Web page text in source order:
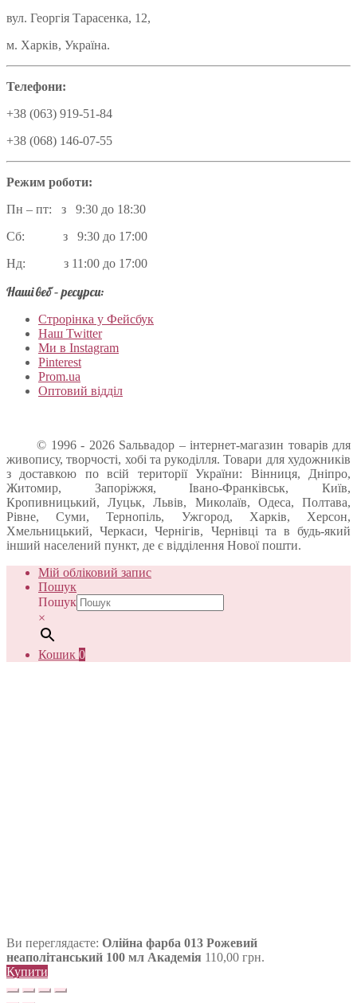
вул. Георгія Тарасенка, 12,
м. Харків, Україна.
Телефони:
+38 (063) 919-51-84
+38 (068) 146-07-55
Режим роботи:
Пн – пт: з 9:30 до 18:30
Сб: з 9:30 до 17:00
Нд: з 11:00 до 17:00
Наші веб – ресурси:
Строрінка у Фейсбук
Наш Twitter
Ми в Instagram
Pinterest
Prom.ua
Оптовий відділ
© 1996 - 2026 Sальвадор – інтернет-магазин товарів для
живопису, творчості, хобі та рукоділля. Товари для художників
з доставкою по всій території України: Вінниця, Дніпро,
Житомир, Запоріжжя, Івано-Франківськ, Київ,
Кропивницький, Луцьк, Львів, Миколаїв, Одеса, Полтава,
Рівне, Суми, Тернопіль, Ужгород, Харків, Херсон,
Хмельницький, Черкаси, Чернігів, Чернівці та в будь-який
інший населений пункт, де є відділення Нової пошти.
Мій обліковий запис
Пошук
Пошук
×
Кошик 0
Ви переглядаєте: Олійна фарба 013 Рожевий
неаполітанський 100 мл Академія 110,00 грн.
Купити